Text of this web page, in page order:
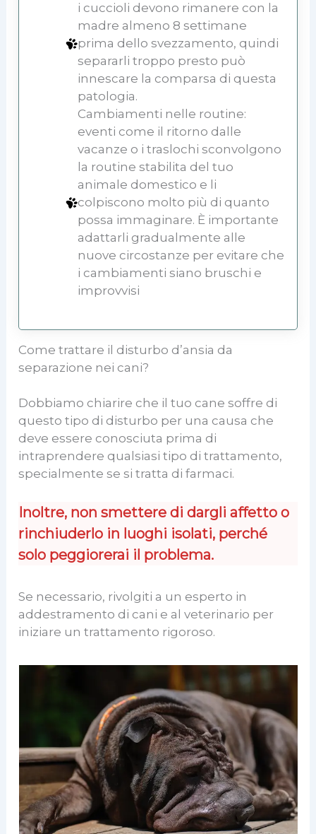
i cuccioli devono rimanere con la
madre almeno 8 settimane
prima dello svezzamento, quindi
separarli troppo presto può
innescare la comparsa di questa
patologia.
Cambiamenti nelle routine:
eventi come il ritorno dalle
vacanze o i traslochi sconvolgono
la routine stabilita del tuo
animale domestico e li
colpiscono molto più di quanto
possa immaginare. È importante
adattarli gradualmente alle
nuove circostanze per evitare che
i cambiamenti siano bruschi e
improvvisi
Come trattare il disturbo d’ansia da
separazione nei cani?
Dobbiamo chiarire che il tuo cane soffre di
questo tipo di disturbo per una causa che
deve essere conosciuta prima di
intraprendere qualsiasi tipo di trattamento,
specialmente se si tratta di farmaci.
Inoltre, non smettere di dargli affetto o
rinchiuderlo in luoghi isolati, perché
solo peggiorerai il problema.
Se necessario, rivolgiti a un esperto in
addestramento di cani e al veterinario per
iniziare un trattamento rigoroso.